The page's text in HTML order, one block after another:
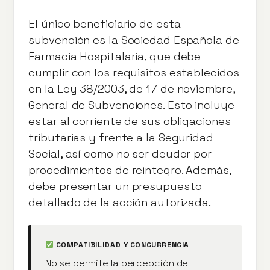
El único beneficiario de esta
subvención es la Sociedad Española de
Farmacia Hospitalaria, que debe
cumplir con los requisitos establecidos
en la Ley 38/2003, de 17 de noviembre,
General de Subvenciones. Esto incluye
estar al corriente de sus obligaciones
tributarias y frente a la Seguridad
Social, así como no ser deudor por
procedimientos de reintegro. Además,
debe presentar un presupuesto
detallado de la acción autorizada.
COMPATIBILIDAD Y CONCURRENCIA
No se permite la percepción de